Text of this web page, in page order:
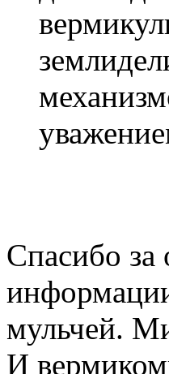
Спасибо за
мульчей.
И